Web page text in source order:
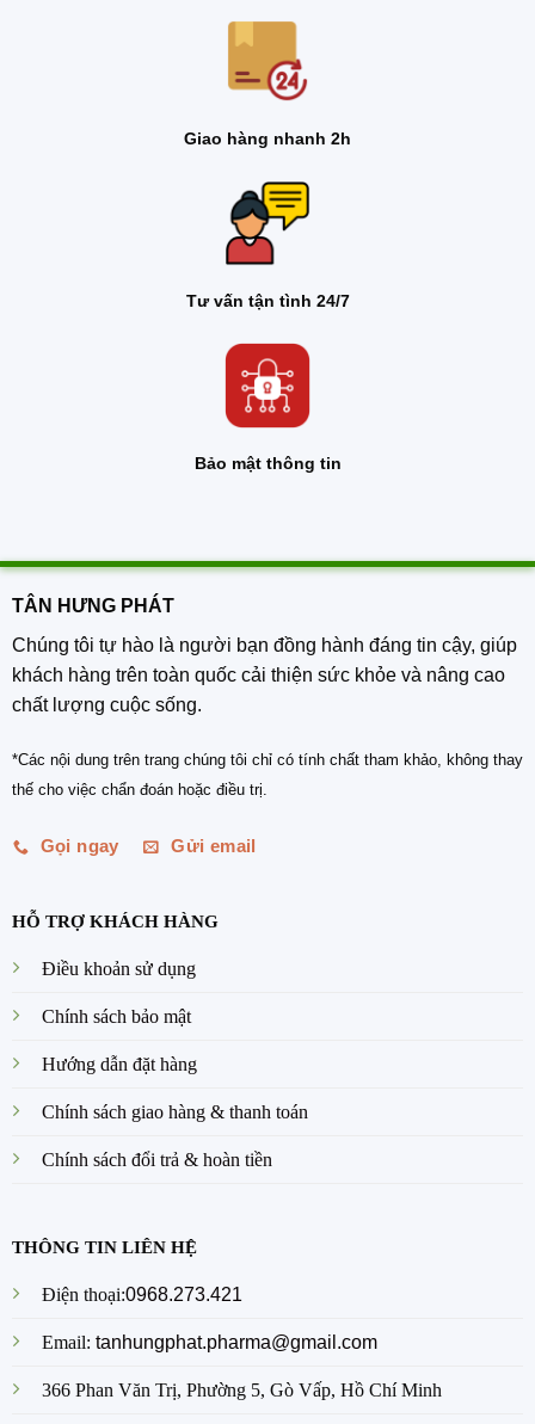
Giao hàng nhanh 2h
Tư vấn tận tình 24/7
Bảo mật thông tin
TÂN HƯNG PHÁT
Chúng tôi tự hào là người bạn đồng hành đáng tin cậy, giúp
khách hàng trên toàn quốc cải thiện sức khỏe và nâng cao
chất lượng cuộc sống.
*Các nội dung trên trang chúng tôi chỉ có tính chất tham khảo, không thay
thế cho việc chẩn đoán hoặc điều trị.
Gọi ngay Gửi email
HỖ TRỢ KHÁCH HÀNG
Điều khoản sử dụng
Chính sách bảo mật
Hướng dẫn đặt hàng
Chính sách giao hàng & thanh toán
Chính sách đổi trả & hoàn tiền
THÔNG TIN LIÊN HỆ
Điện thoại:0968.273.421
Email: tanhungphat.pharma@gmail.com
366 Phan Văn Trị, Phường 5, Gò Vấp, Hồ Chí Minh